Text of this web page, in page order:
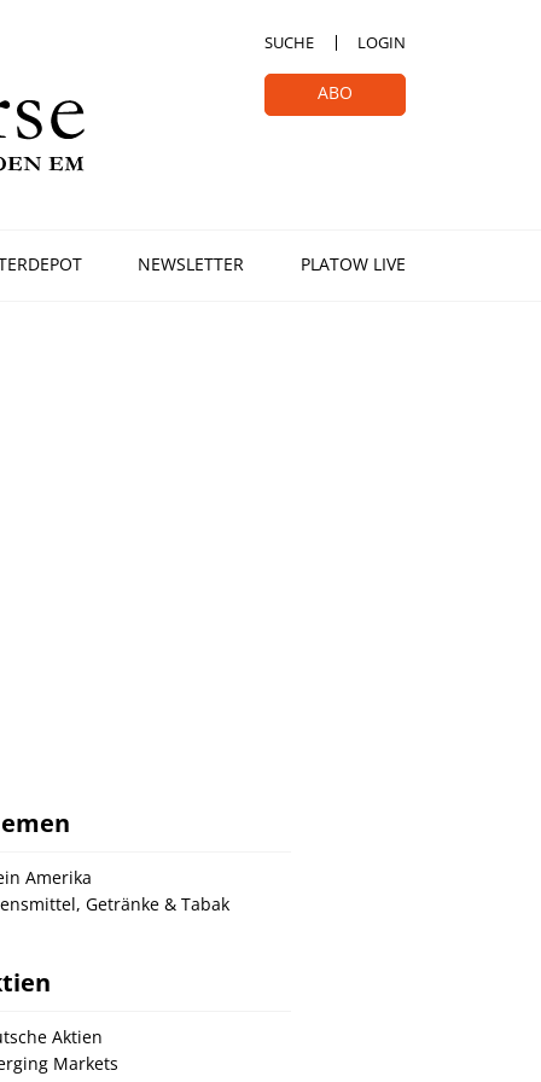
SUCHE LOGIN
ABO
NEWSLETTER PLATOW LIVE
Amerika
Getränke & Tabak
Aktien
Markets